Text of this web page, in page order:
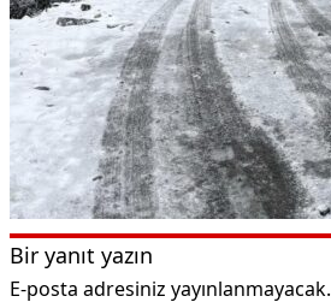
Bir yanıt yazın
E-posta adresiniz yayınlanmayacak.